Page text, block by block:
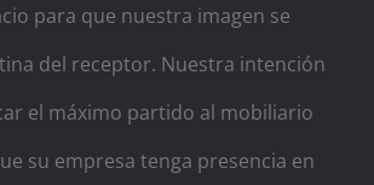
para que nuestra imagen se
del receptor. Nuestra intención
el máximo partido al mobiliario
su empresa tenga presencia en